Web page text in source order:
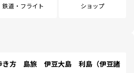
鉄道・フライト ショップ
き方 島旅 伊豆大島 利島（伊豆諸